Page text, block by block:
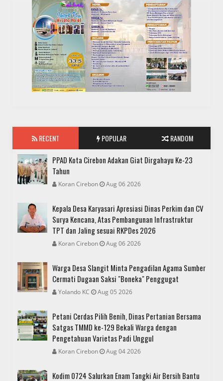
RECENT POPULAR RANDOM
PPAD Kota Cirebon Adakan Giat Dirgahayu Ke-23
Tahun
Koran Cirebon Aug 06 2026
Kepala Desa Karyasari Apresiasi Dinas Perkim dan CV
Surya Kencana, Atas Pembangunan Infrastruktur
TPT dan Jaling sesuai RKPDes 2026
Koran Cirebon Aug 06 2026
Warga Desa Slangit Minta Pengadilan Agama Sumber
Cermati Dugaan Saksi "Boneka" Penggugat
Yolando KC Aug 05 2026
Petani Cerdas Pilih Benih, Dinas Pertanian Bersama
Satgas TMMD ke-129 Bekali Warga dengan
Pengetahuan Varietas Padi Unggul
Koran Cirebon Aug 04 2026
Kodim 0724 Salurkan Enam Tangki Air Bersih Bantu